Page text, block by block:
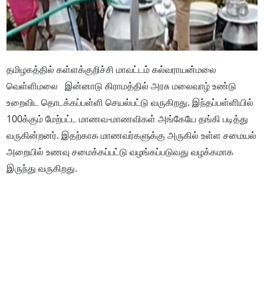
தமிழகத்தில் கள்ளக்குறிச்சி மாவட்டம் கல்வராயன்மலை
வெள்ளிமலை இன்னாடு கிராமத்தில் அரசு மலைவாழ் உண்டு
உறைவிட தொடக்கப்பள்ளி செயல்பட்டு வருகிறது. இந்தப்பள்ளியில்
100க்கும் மேற்பட்ட மாணவ-மாணவிகள் அங்கேயே தங்கி படித்து
வருகின்றனர். இதற்காக மாணவர்களுக்கு அருகில் உள்ள சமையல்
அறையில் உணவு சமைக்கப்பட்டு வழங்கப்படுவது வழக்கமாக
இருந்து வருகிறது.